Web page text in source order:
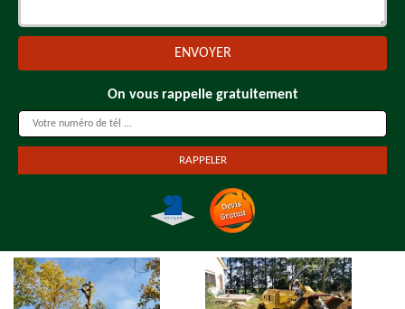
On vous rappelle gratuitement